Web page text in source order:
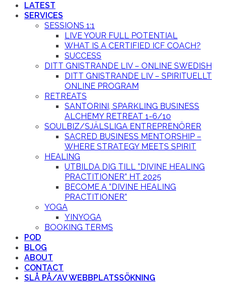
LATEST
SERVICES
SESSIONS 1:1
LIVE YOUR FULL POTENTIAL
WHAT IS A CERTIFIED ICF COACH?
SUCCESS
DITT GNISTRANDE LIV – ONLINE SWEDISH
DITT GNISTRANDE LIV – SPIRITUELLT
ONLINE PROGRAM
RETREATS
SANTORINI, SPARKLING BUSINESS
ALCHEMY RETREAT 1-6/10
SOULBIZ/SJÄLSLIGA ENTREPRENÖRER
SACRED BUSINESS MENTORSHIP –
WHERE STRATEGY MEETS SPIRIT
HEALING
UTBILDA DIG TILL ”DIVINE HEALING
PRACTITIONER” HT 2025
BECOME A ”DIVINE HEALING
PRACTITIONER”
YOGA
YINYOGA
BOOKING TERMS
POD
BLOG
ABOUT
CONTACT
SLÅ PÅ/AV WEBBPLATSSÖKNING